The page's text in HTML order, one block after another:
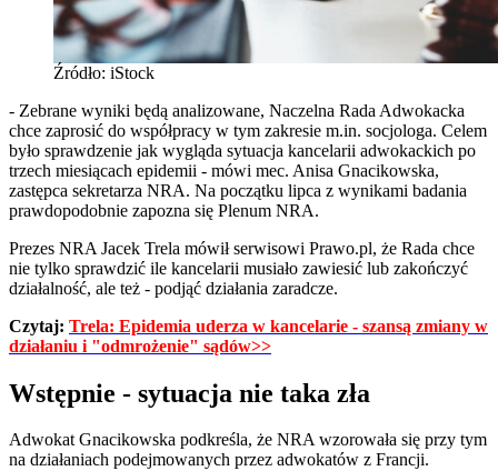
Źródło: iStock
- Zebrane wyniki będą analizowane, Naczelna Rada Adwokacka
chce zaprosić do współpracy w tym zakresie m.in. socjologa. Celem
było sprawdzenie jak wygląda sytuacja kancelarii adwokackich po
trzech miesiącach epidemii - mówi mec. Anisa Gnacikowska,
zastępca sekretarza NRA. Na początku lipca z wynikami badania
prawdopodobnie zapozna się Plenum NRA.
Prezes NRA Jacek Trela mówił serwisowi Prawo.pl, że Rada chce
nie tylko sprawdzić ile kancelarii musiało zawiesić lub zakończyć
działalność, ale też - podjąć działania zaradcze.
Czytaj: Trela: Epidemia uderza w kancelarie - szansą zmiany w
działaniu i "odmrożenie" sądów>>
Wstępnie - sytuacja nie taka zła
Adwokat Gnacikowska podkreśla, że NRA wzorowała się przy tym
na działaniach podejmowanych przez adwokatów z Francji.